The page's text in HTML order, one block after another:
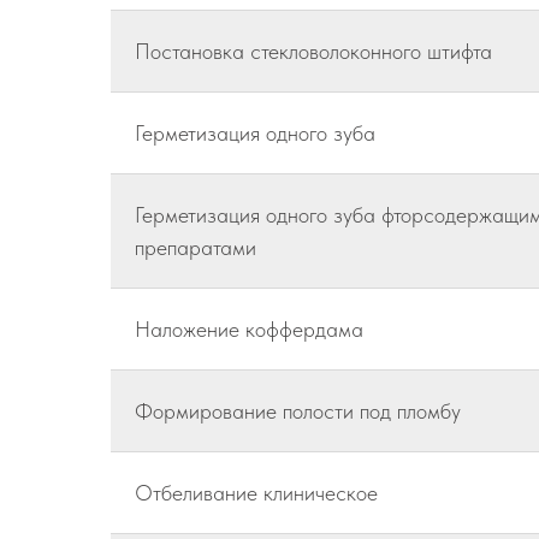
Постановка стекловолоконного штифта
Герметизация одного зуба
Герметизация одного зуба
препаратами
Наложение коффердама
Формирование полости под пломбу
Отбеливание клиническое